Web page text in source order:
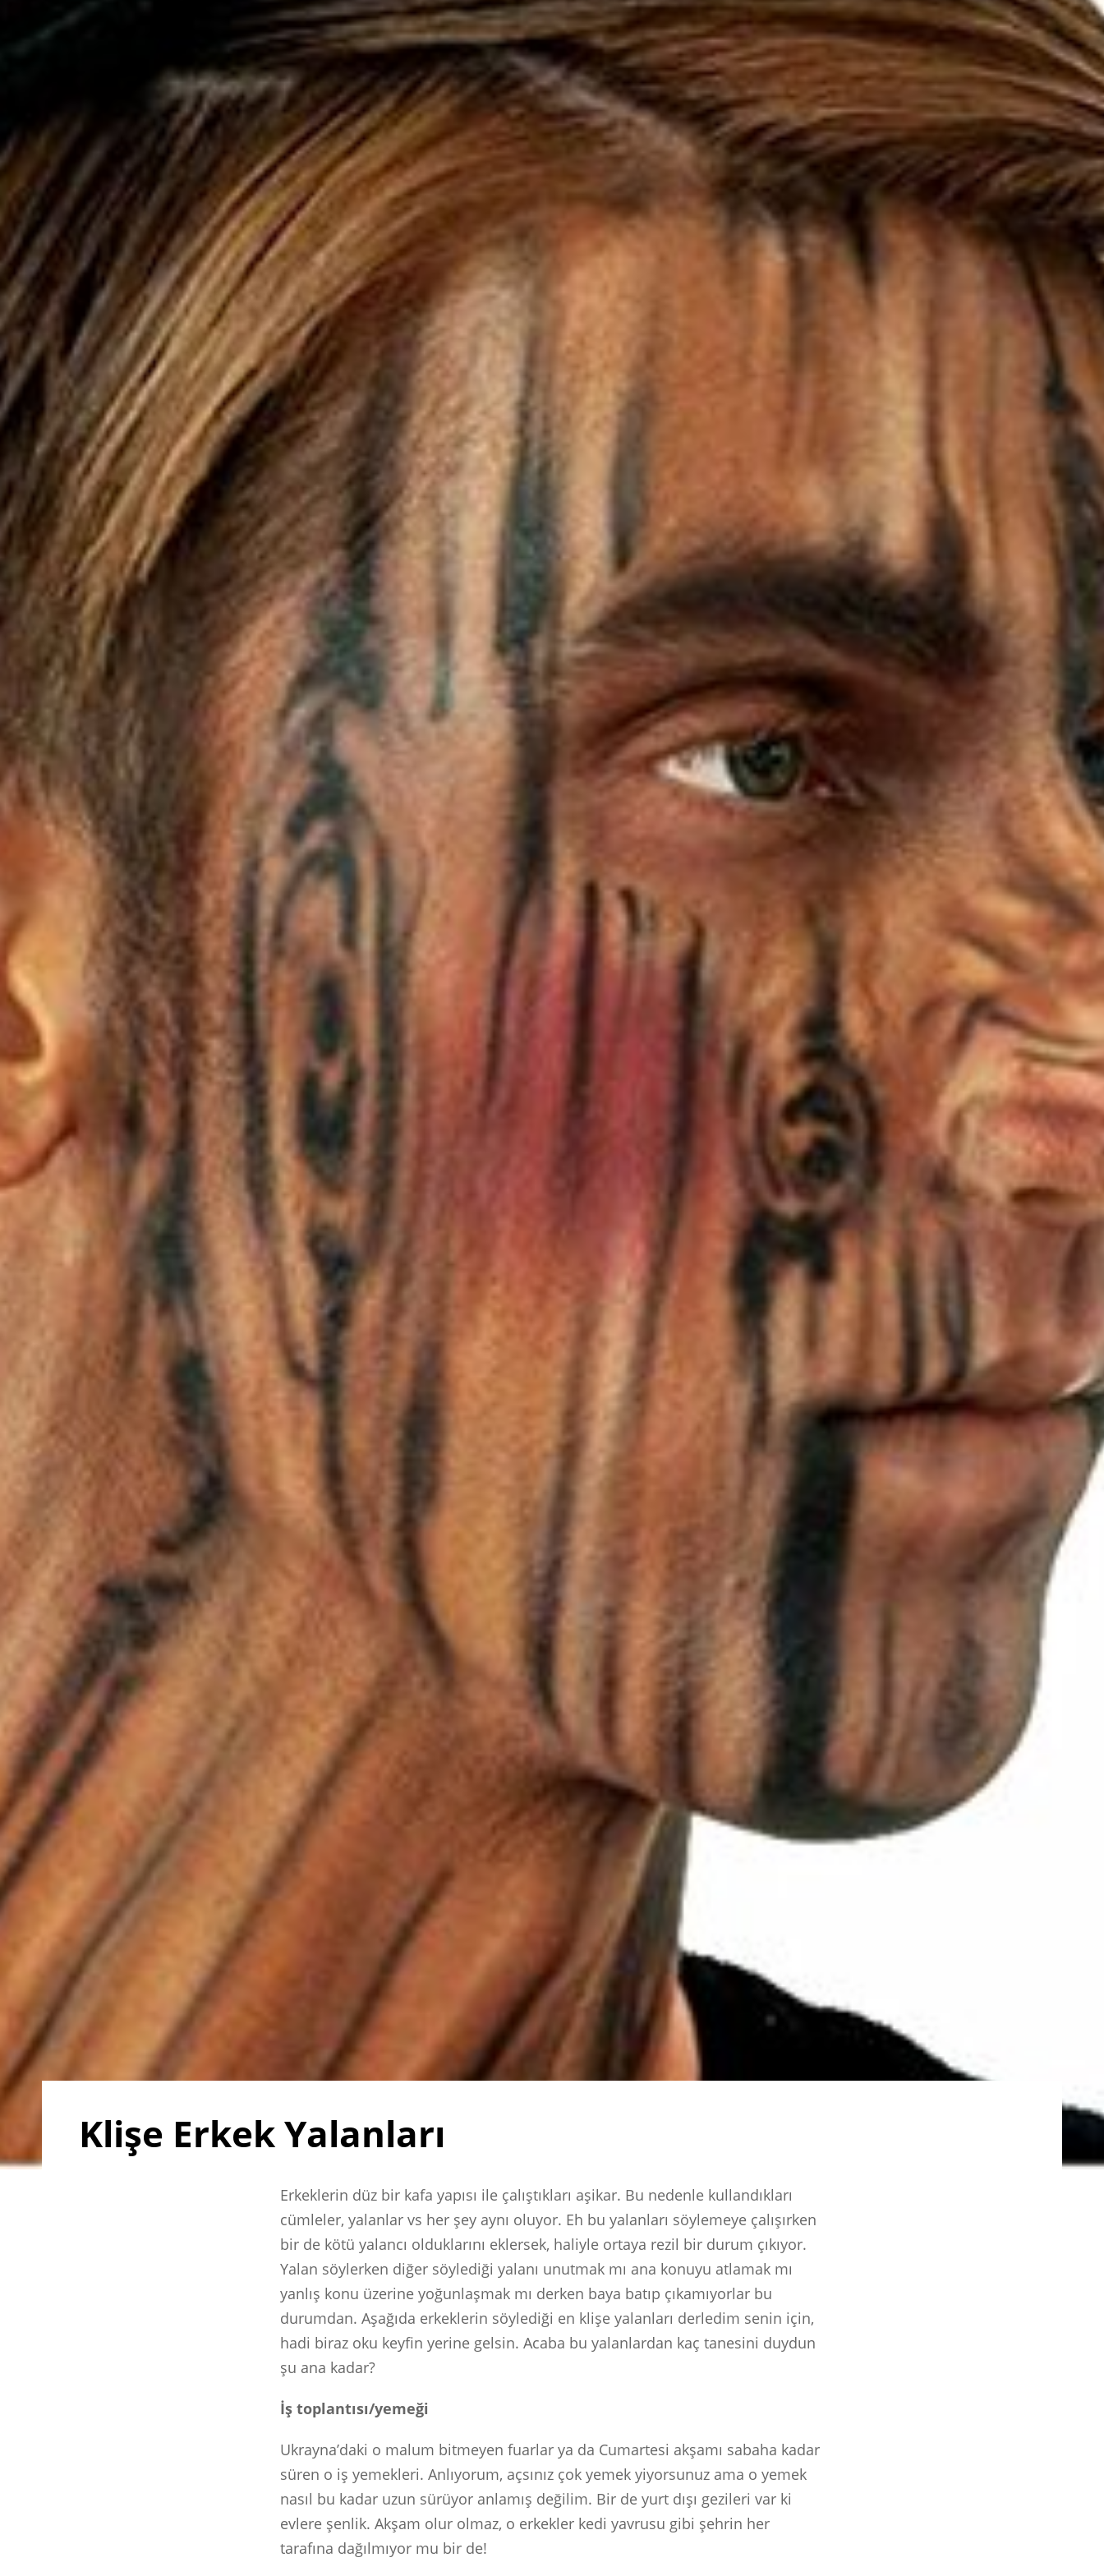
Klişe Erkek Yalanları
Erkeklerin düz bir kafa yapısı ile çalıştıkları aşikar. Bu nedenle kullandıkları
cümleler, yalanlar vs her şey aynı oluyor. Eh bu yalanları söylemeye çalışırken
bir de kötü yalancı olduklarını eklersek, haliyle ortaya rezil bir durum çıkıyor.
Yalan söylerken diğer söylediği yalanı unutmak mı ana konuyu atlamak mı
yanlış konu üzerine yoğunlaşmak mı derken baya batıp çıkamıyorlar bu
durumdan. Aşağıda erkeklerin söylediği en klişe yalanları derledim senin için,
hadi biraz oku keyfin yerine gelsin. Acaba bu yalanlardan kaç tanesini duydun
şu ana kadar?
İş toplantısı/yemeği
Ukrayna’daki o malum bitmeyen fuarlar ya da Cumartesi akşamı sabaha kadar
süren o iş yemekleri. Anlıyorum, açsınız çok yemek yiyorsunuz ama o yemek
nasıl bu kadar uzun sürüyor anlamış değilim. Bir de yurt dışı gezileri var ki
evlere şenlik. Akşam olur olmaz, o erkekler kedi yavrusu gibi şehrin her
tarafına dağılmıyor mu bir de!